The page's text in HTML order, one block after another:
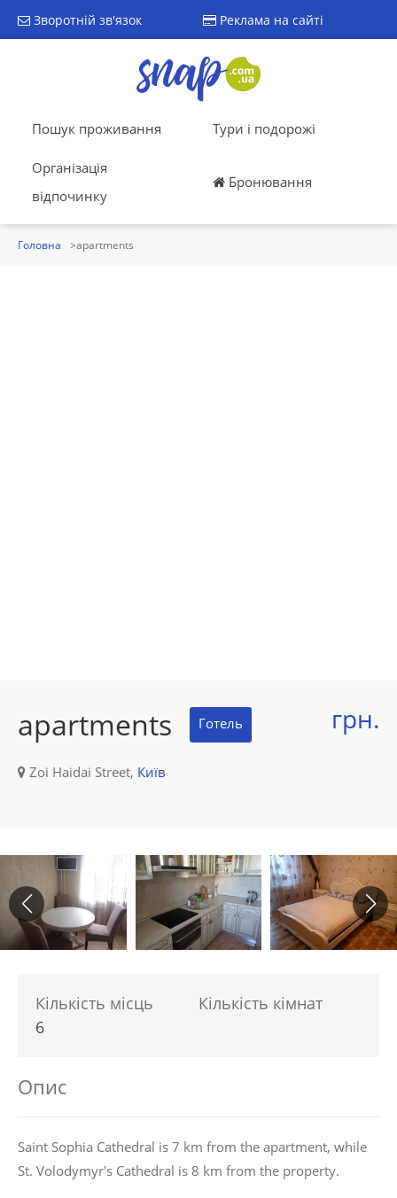
Зворотній зв'язок Реклама на сайті
Пошук проживання Тури і подорожі
Організація
відпочинку
Бронювання
Головна apartments
apartments Готель грн.
Zoi Haidai Street, Київ
Кількість місць
6
Кількість кімнат
Опис
Saint Sophia Cathedral is 7 km from the apartment, while
St. Volodymyr's Cathedral is 8 km from the property.